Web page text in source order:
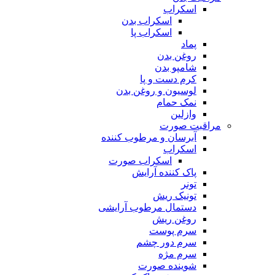
اسکراب
اسکراب بدن
اسکراب پا
پماد
روغن بدن
شامپو بدن
کرم دست و پا
لوسیون و روغن بدن
نمک حمام
وازلین
مراقبت صورت
آبرسان و مرطوب کننده
اسکراب
اسکراب صورت
پاک کننده آرایش
تونر
تونیک ریش
دستمال مرطوب آرایشی
روغن ریش
سرم پوست
سرم دور چشم
سرم مژه
شوینده صورت